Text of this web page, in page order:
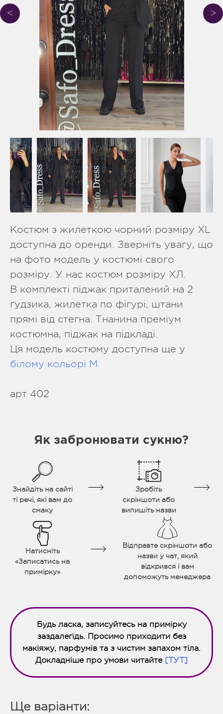
Костюм з жилеткою чорний розміру XL
доступна до оренди. Зверніть увагу, що
на фото модель у костюмі свого
розміру. У нас костюм розміру ХЛ.
В комплекті піджак приталений на 2
ґудзика, жилетка по фігурі, штани
прямі від стегна. Тнанина преміум
костюмна, піджак на підкладі.
Ця модель костюму доступна ще у
білому кольорі М
арт 402
Як забронювати сукню?
Знайдіть на сайті
ті речі, які вам до
смаку
Зробіть
скріншоти або
випишіть назви
Натисніть
«Записатись на
примірку»
Відправте скріншоти або
назви у чат, який
відкрився і вам
допоможуть менеджера
Будь ласка, записуйтесь на примірку
заздалегідь. Просимо приходити без
макіяжу, парфумів та з чистим запахом тіла.
Докладніше про умови читайте [ТУТ]
Ще варіанти: